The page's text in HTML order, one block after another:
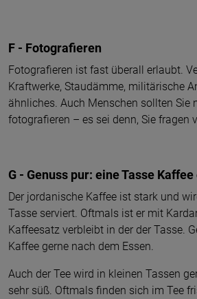
F - Fotografieren
Fotografieren ist fast überall erlaubt.
Kraftwerke, Staudämme, militärische
ähnliches. Auch Menschen sollten Sie
fotografieren – es sei denn, Sie fragen
G - Genuss pur: eine Tasse Kaffee
Der jordanische Kaffee ist stark und
Tasse serviert. Oftmals ist er mit
Kaffeesatz verbleibt in der der Tasse.
Kaffee gerne nach dem Essen.
Auch der Tee wird in kleinen Tassen
sehr süß. Oftmals finden sich im Tee